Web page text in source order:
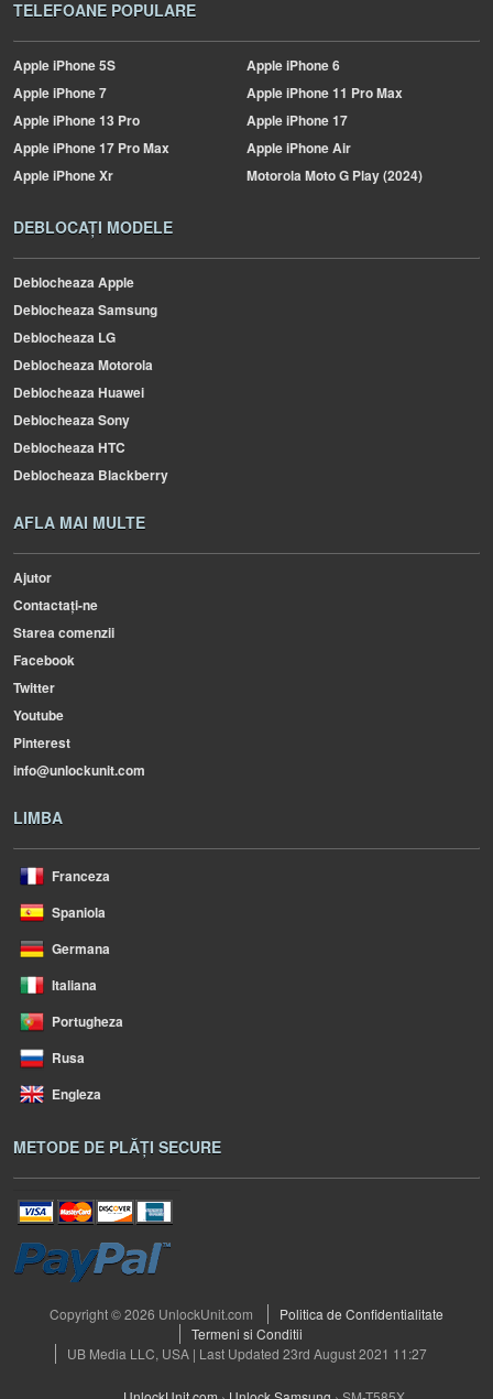
TELEFOANE POPULARE
AppleiPhone 5S AppleiPhone 6
AppleiPhone 7 AppleiPhone 11 Pro Max
AppleiPhone 13 Pro AppleiPhone 17
AppleiPhone 17 Pro Max AppleiPhone Air
AppleiPhone Xr MotorolaMoto G Play (2024)
DEBLOCAȚI MODELE
Deblocheaza Apple
Deblocheaza Samsung
Deblocheaza LG
Deblocheaza Motorola
Deblocheaza Huawei
Deblocheaza Sony
Deblocheaza HTC
Deblocheaza Blackberry
AFLA MAI MULTE
Ajutor
Contactați-ne
Starea comenzii
Facebook
Twitter
Youtube
Pinterest
info@unlockunit.com
LIMBA
Franceza
Spaniola
Germana
Italiana
Portugheza
Rusa
Engleza
METODE DE PLĂȚI SECURE
Copyright © 2026 UnlockUnit.com
Politica de Confidentialitate
Termeni si Conditii
UB Media LLC, USA | Last Updated 23rd August 2021 11:27